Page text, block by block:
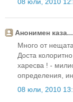
Анонимен каза...
Много от
Доста
харесва ! -
определения,
08 юли, 2010